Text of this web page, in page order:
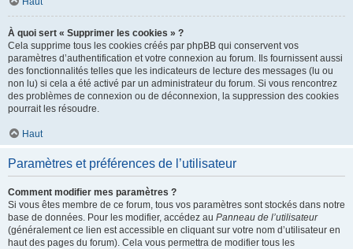
À quoi sert « Supprimer les cookies » ?
Cela supprime tous les cookies créés par phpBB qui conservent vos
paramètres d’authentification et votre connexion au forum. Ils fournissent aussi
des fonctionnalités telles que les indicateurs de lecture des messages (lu ou
non lu) si cela a été activé par un administrateur du forum. Si vous rencontrez
des problèmes de connexion ou de déconnexion, la suppression des cookies
pourrait les résoudre.
Haut
Paramètres et préférences de l’utilisateur
Comment modifier mes paramètres ?
Si vous êtes membre de ce forum, tous vos paramètres sont stockés dans notre
base de données. Pour les modifier, accédez au Panneau de l’utilisateur
(généralement ce lien est accessible en cliquant sur votre nom d’utilisateur en
haut des pages du forum). Cela vous permettra de modifier tous les